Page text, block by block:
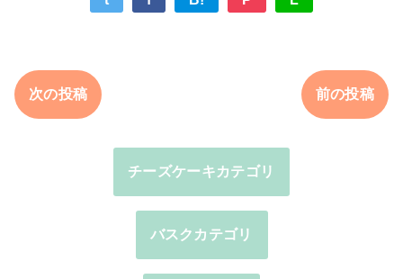
次の投稿 前の投稿
チーズケーキカテゴリ
バスクカテゴリ